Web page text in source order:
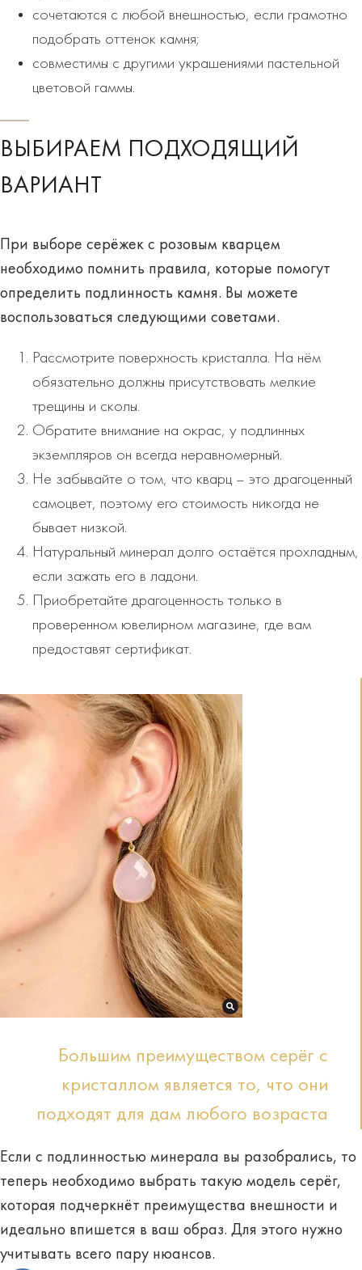
сочетаются с любой внешностью, если грамотно
подобрать оттенок камня;
совместимы с другими украшениями пастельной
цветовой гаммы.
ВЫБИРАЕМ ПОДХОДЯЩИЙ
ВАРИАНТ
При выборе серёжек с розовым кварцем
необходимо помнить правила, которые помогут
определить подлинность камня. Вы можете
воспользоваться следующими советами.
Рассмотрите поверхность кристалла. На нём
обязательно должны присутствовать мелкие
трещины и сколы.
Обратите внимание на окрас, у подлинных
экземпляров он всегда неравномерный.
Не забывайте о том, что кварц – это драгоценный
самоцвет, поэтому его стоимость никогда не
бывает низкой.
Натуральный минерал долго остаётся прохладным,
если зажать его в ладони.
Приобретайте драгоценность только в
проверенном ювелирном магазине, где вам
предоставят сертификат.
Большим преимуществом серёг с
кристаллом является то, что они
подходят для дам любого возраста
Если с подлинностью минерала вы разобрались, то
теперь необходимо выбрать такую модель серёг,
которая подчеркнёт преимущества внешности и
идеально впишется в ваш образ. Для этого нужно
учитывать всего пару нюансов.